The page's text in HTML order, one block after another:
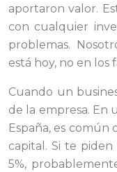
aportaron valor.
con cualquier
problemas.
está hoy, no en los
Cuando un
de la empresa. En
España, es común
capital. Si te
5%,